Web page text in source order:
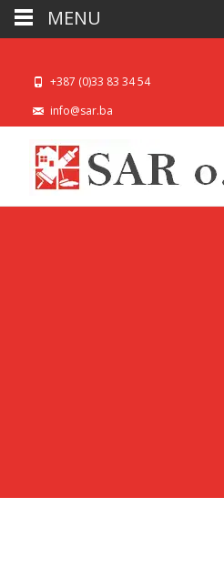
+387 (0)33 83 34 54
info@sar.ba
MENU